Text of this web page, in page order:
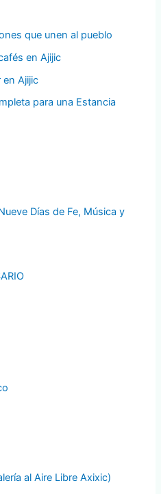
que unen al pueblo
en Ajijic
en Ajijic
para una Estancia
Días de Fe, Música y
al Aire Libre Axixic)